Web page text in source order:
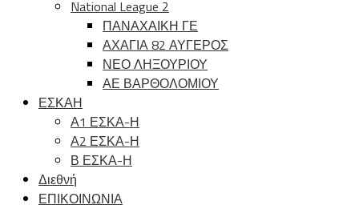
National League 2
ΠΑΝΑΧΑΙΚΗ ΓΕ
ΑΧΑΓΙΑ 82 ΑΥΓΕΡΟΣ
ΝΕΟ ΛΗΞΟΥΡΙΟΥ
ΑΕ ΒΑΡΘΟΛΟΜΙΟΥ
ΕΣΚΑΗ
Α1 ΕΣΚΑ-Η
Α2 ΕΣΚΑ-Η
Β ΕΣΚΑ-Η
Διεθνή
ΕΠΙΚΟΙΝΩΝΙΑ